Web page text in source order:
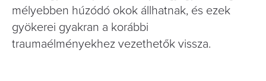
mélyebben húzódó okok állhatnak, és ezek
gyökerei gyakran a korábbi
traumaélményekhez vezethetők vissza.